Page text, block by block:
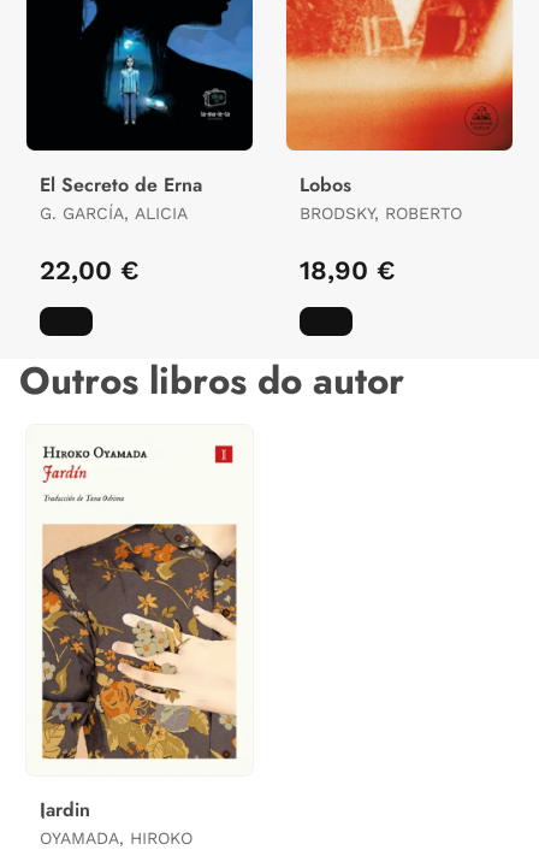
El Secreto de Erna
G. GARCÍA, ALICIA
22,00 €
Lobos
BRODSKY, ROBERTO
18,90 €
Outros libros do autor
Jardin
OYAMADA, HIROKO